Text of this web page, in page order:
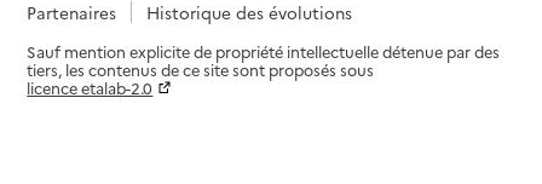
Partenaires
Historique des évolutions
Sauf mention explicite de propriété intellectuelle détenue par des
tiers, les contenus de ce site sont proposés sous
licence etalab-2.0